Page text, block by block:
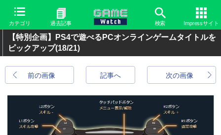
カテゴリ 過去記事 検索 Impressサイト
【特別企画】PS4で遊べるPCオンラインゲームタイトルを
ピックアップ(18/21)
前の画像 次の画像
記事へ